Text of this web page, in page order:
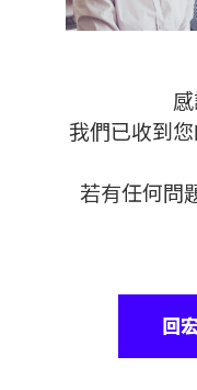
我們已收到
若有任何問
回